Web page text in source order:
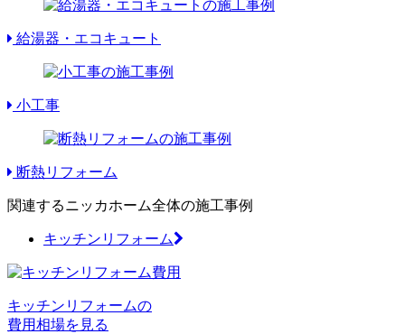
給湯器・エコキュート
小工事
断熱リフォーム
関連するニッカホーム全体の施工事例
キッチンリフォーム
キッチンリフォームの
費用相場を見る